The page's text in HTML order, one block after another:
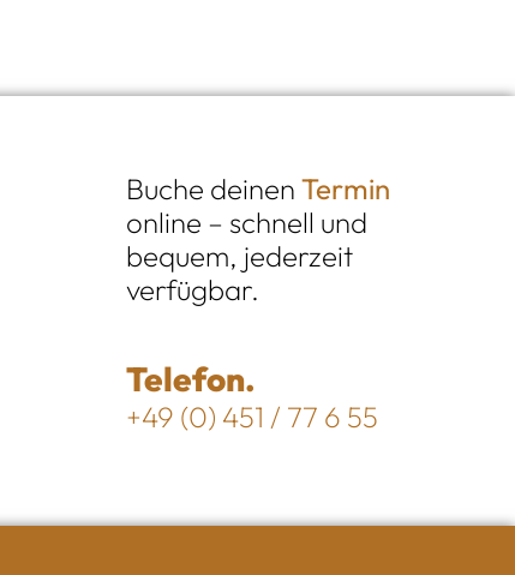
Buche deinen Termin
online – schnell und
bequem, jederzeit
verfügbar.
Telefon.
+49 (0) 451 / 77 6 55